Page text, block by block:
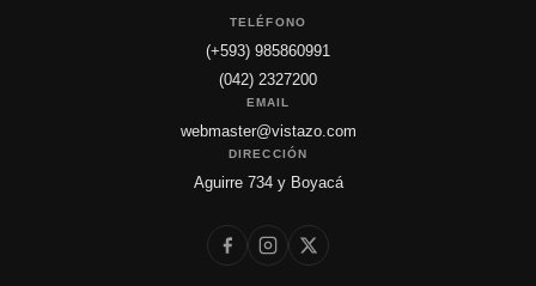
TELÉFONO
(+593) 985860991
(042) 2327200
EMAIL
webmaster@vistazo.com
DIRECCIÓN
Aguirre 734 y Boyacá